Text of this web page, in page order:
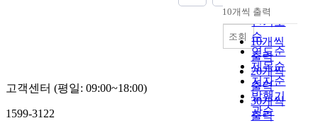
순
인기도
순
연도순
제목순
저자순
발행기
관순
내림차순
10개씩 출력
10개씩
출력
20개씩
출력
30개씩
출력
조회
고객센터 (평일: 09:00~18:00)
1599-3122